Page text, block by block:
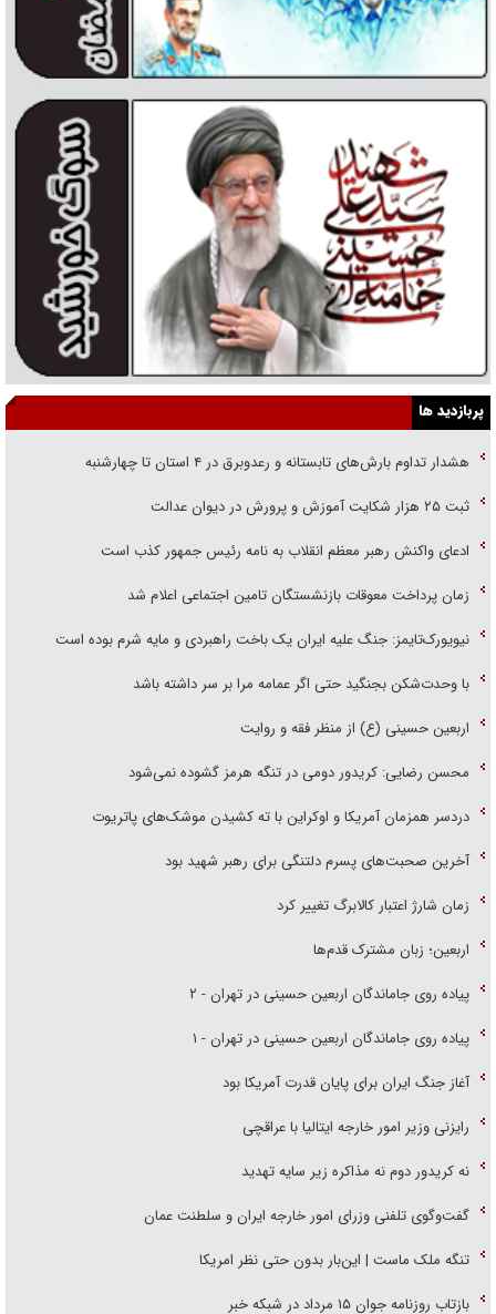
پربازدید ها
هشدار تداوم بارش‌های تابستانه و رعدوبرق در ۴ استان تا چهارشنبه
ثبت ۲۵ هزار شکایت آموزش و پرورش در دیوان عدالت
ادعای واکنش رهبر معظم انقلاب به نامه رئیس جمهور کذب است
زمان پرداخت معوقات بازنشستگان تامین اجتماعی اعلام شد
نیویورک‌تایمز: جنگ علیه ایران یک باخت راهبردی و مایه شرم بوده است
با وحدت‌شکن بجنگید حتی اگر عمامه مرا بر سر داشته باشد
اربعین حسینی (ع) از منظر فقه و روایت
محسن رضایی: کریدور دومی در تنگه هرمز گشوده نمی‌شود
دردسر همزمان آمریکا و اوکراین با ته کشیدن موشک‌های پاتریوت
آخرین صحبت‌های پسرم دلتنگی برای رهبر شهید بود
زمان شارژ اعتبار کالابرگ تغییر کرد
اربعین؛ زبان مشترک قدم‌ها
پیاده روی جاماندگان اربعین حسینی در تهران - ۲
پیاده روی جاماندگان اربعین حسینی در تهران - ۱
آغاز جنگ ایران برای پایان قدرت آمریکا بود
رایزنی وزیر امور خارجه ایتالیا با عراقچی
نه کریدور دوم نه مذاکره زیر سایه تهدید
گفت‌وگوی تلفنی وزرای امور خارجه ایران و سلطنت عمان
تنگه ملک ماست | این‌بار بدون حتی نظر امریکا
بازتاب روزنامه جوان ۱۵ مرداد در شبکه خبر